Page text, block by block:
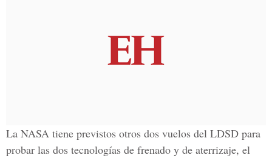
La NASA tiene previstos otros dos vuelos del LDSD para
probar las dos tecnologías de frenado y de aterrizaje, el